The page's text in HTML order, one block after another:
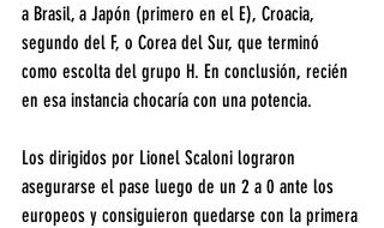
a Brasil, a Japón (primero en el E), Croacia,
segundo del F, o Corea del Sur, que terminó
como escolta del grupo H. En conclusión, recién
en esa instancia chocaría con una potencia.
Los dirigidos por Lionel Scaloni lograron
asegurarse el pase luego de un 2 a 0 ante los
europeos y consiguieron quedarse con la primera